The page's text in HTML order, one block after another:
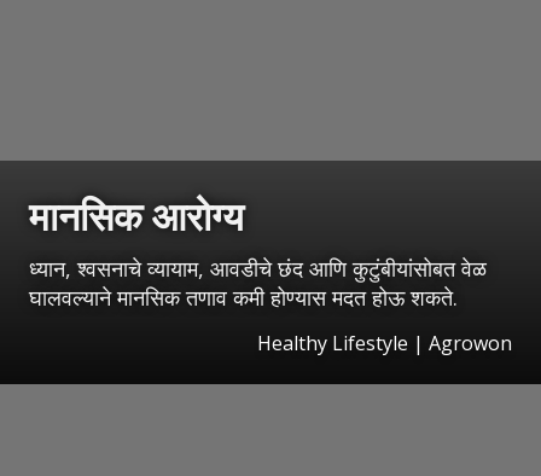
मानसिक आरोग्य
ध्यान, श्वसनाचे व्यायाम, आवडीचे छंद आणि कुटुंबीयांसोबत वेळ
घालवल्याने मानसिक तणाव कमी होण्यास मदत होऊ शकते.
Healthy Lifestyle | Agrowon